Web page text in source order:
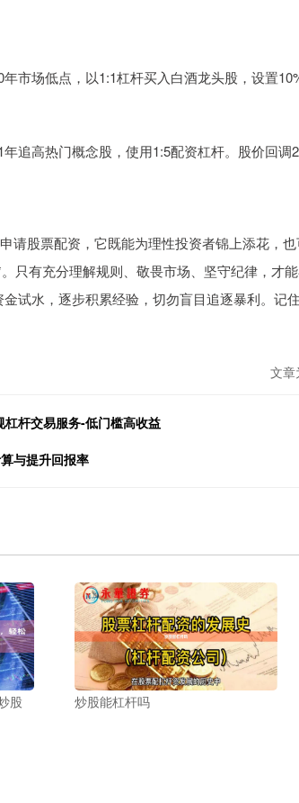
市场低点，以1:1杠杆买入白酒龙头股，设置
追高热门概念股，使用1:5配资杠杆。股价回调
请股票配资，它既能为理性投资者锦上添花，
只有充分理解规则、敬畏市场、坚守纪律，才
试水，逐步积累经验，切勿盲目追逐暴利。记
文章
杆交易服务-低门槛高收益
与提升回报率
股
炒股能杠杆吗